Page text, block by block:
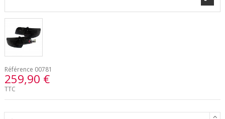
Référence 00781
259,90 €
TTC